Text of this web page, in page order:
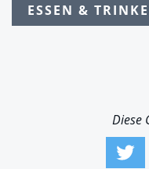
ESSEN &
Diese